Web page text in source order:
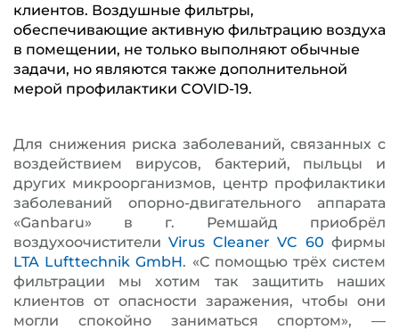
клиентов. Воздушные фильтры,
обеспечивающие активную фильтрацию воздуха
в помещении, не только выполняют обычные
задачи, но являются также дополнительной
мерой профилактики COVID-19.
Для снижения риска заболеваний, связанных с
воздействием вирусов, бактерий, пыльцы и
других микроорганизмов, центр профилактики
заболеваний опорно-двигательного аппарата
«Ganbaru» в г. Ремшайд приобрёл
воздухоочистителиVirus Cleaner VC 60 фирмы
LTA Lufttechnik GmbH. «С помощью трёх систем
фильтрации мы хотим так защитить наших
клиентов от опасности заражения, чтобы они
могли спокойно заниматься спортом», —